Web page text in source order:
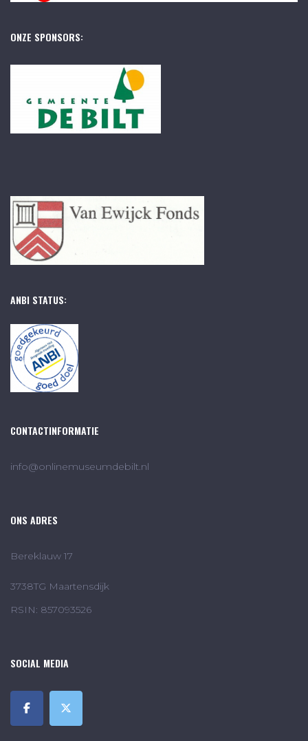
ONZE SPONSORS:
ANBI STATUS:
CONTACTINFORMATIE
info@onlinemuseumdebilt.nl
ONS ADRES
Bereklauw 17
3738TG Maartensdijk
RSIN: 857093526
SOCIAL MEDIA